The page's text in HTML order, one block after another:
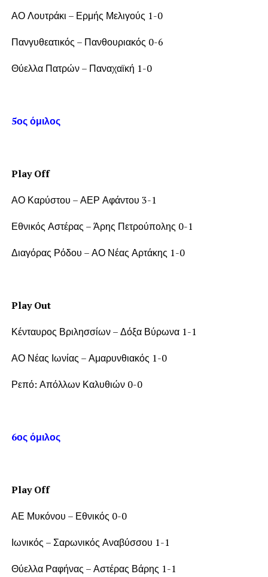
ΑΟ Λουτράκι – Ερμής Μελιγούς 1-0
Πανγυθεατικός – Πανθουριακός 0-6
Θύελλα Πατρών – Παναχαϊκή 1-0
5ος όμιλος
Play Off
ΑΟ Καρύστου – ΑΕΡ Αφάντου 3-1
Εθνικός Αστέρας – Άρης Πετρούπολης 0-1
Διαγόρας Ρόδου – ΑΟ Νέας Αρτάκης 1-0
Play Out
Κένταυρος Βριλησσίων – Δόξα Βύρωνα 1-1
ΑΟ Νέας Ιωνίας – Αμαρυνθιακός 1-0
Ρεπό: Απόλλων Καλυθιών 0-0
6ος όμιλος
Play Off
ΑΕ Μυκόνου – Εθνικός 0-0
Ιωνικός – Σαρωνικός Αναβύσσου 1-1
Θύελλα Ραφήνας – Αστέρας Βάρης 1-1